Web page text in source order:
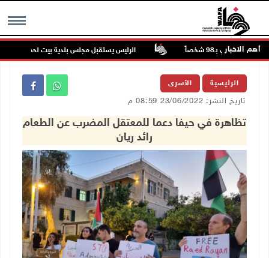
MENU أهم الاخبار
تودي بـ98 شخصاً الرئيس يستقبل مجلس بلدية بيت لحم ويؤكد
الرئيسية الأسرى
تاريخ النشر: 23/06/2022 08:59 م
تظاهرة في حيفا دعما للمعتقل المضرب عن الطعام
رائد ريان